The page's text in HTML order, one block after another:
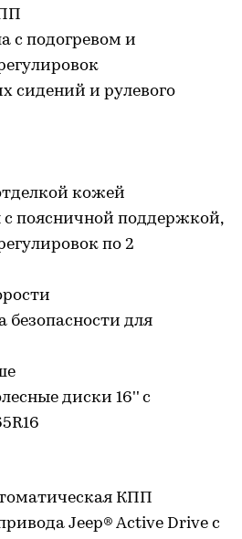
с подогревом и
сидений и рулевого
кожей
с поясничной поддержкой,
по 2
безопасности для
диски 16'' с
КПП
Jeep® Active Drive с